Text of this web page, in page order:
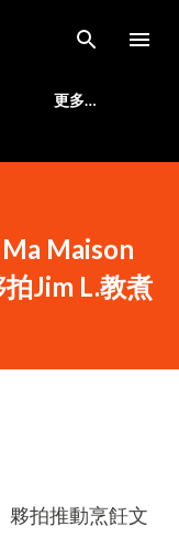
更多…
Ma Maison
Jim L.教煮
夥拍推動烹飪文